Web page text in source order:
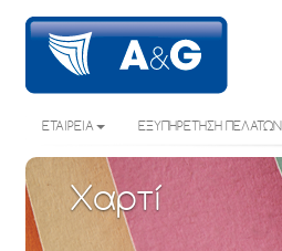
ΕΤΑΙΡΕΙΑ ΕΞΥΠΗΡΕΤΗΣΗ ΠΕΛΑΤΩΝ
Χαρτί